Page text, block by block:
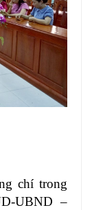
chí trong
UBND –